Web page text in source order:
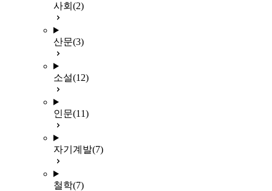
사회 (2)
산문(3)
소설(12)
인문(11)
자기계발(7)
철학(7)